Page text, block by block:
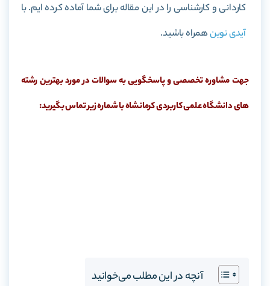
کاردانی و کارشناسی را در این مقاله برای شما آماده کرده ایم. با
آیدی نوینهمراه باشید.
جهت مشاوره تخصصی و پاسخگویی به سوالات در مورد بهترین رشته
های دانشگاه علمی کاربردی کرمانشاه با شماره زیر تماس بگیرید:
آنچه در این مطلب می‌خوانید